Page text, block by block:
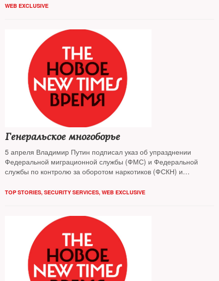
WEB EXCLUSIVE
Генеральское многоборье
5 апреля Владимир Путин подписал указ об упразднении
Федеральной миграционной службы (ФМС) и Федеральной
службы по контролю за оборотом наркотиков (ФСКН) и
Константин Ромодановский и Виктор Иванов остались не у дел.
TOP STORIES, SECURITY SERVICES, WEB EXCLUSIVE